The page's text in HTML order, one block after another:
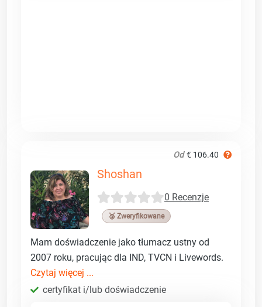
Od € 106.40
Shoshan
0 Recenzje
🥉 Zweryfikowane
Mam doświadczenie jako tłumacz ustny od
2007 roku, pracując dla IND, TVCN i Livewords.
Czytaj więcej ...
certyfikat i/lub doświadczenie